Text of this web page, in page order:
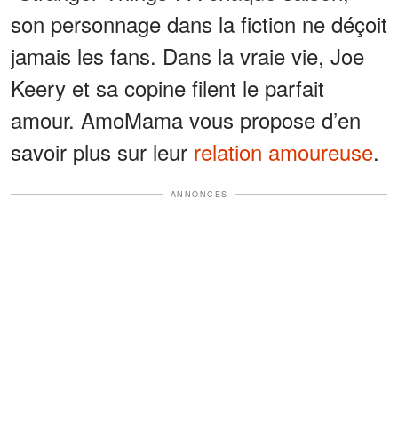
son personnage dans la fiction ne déçoit
jamais les fans. Dans la vraie vie, Joe
Keery et sa copine filent le parfait
amour. AmoMama vous propose d’en
savoir plus sur leur relation amoureuse.
ANNONCES